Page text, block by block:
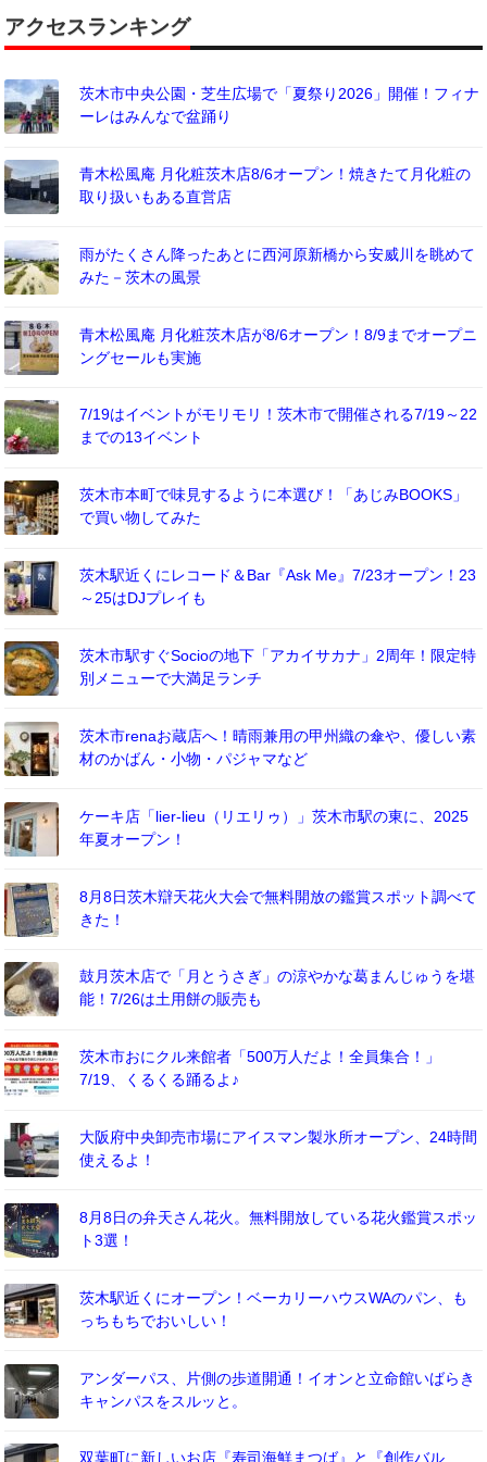
アクセスランキング
茨木市中央公園・芝生広場で「夏祭り2026」開催！フィナ
ーレはみんなで盆踊り
青木松風庵 月化粧茨木店8/6オープン！焼きたて月化粧の
取り扱いもある直営店
雨がたくさん降ったあとに西河原新橋から安威川を眺めて
みた－茨木の風景
青木松風庵 月化粧茨木店が8/6オープン！8/9までオープニ
ングセールも実施
7/19はイベントがモリモリ！茨木市で開催される7/19～22
までの13イベント
茨木市本町で味見するように本選び！「あじみBOOKS」
で買い物してみた
茨木駅近くにレコード＆Bar『Ask Me』7/23オープン！23
～25はDJプレイも
茨木市駅すぐSocioの地下「アカイサカナ」2周年！限定特
別メニューで大満足ランチ
茨木市renaお蔵店へ！晴雨兼用の甲州織の傘や、優しい素
材のかばん・小物・パジャマなど
ケーキ店「lier-lieu（リエリゥ）」茨木市駅の東に、2025
年夏オープン！
8月8日茨木辯天花火大会で無料開放の鑑賞スポット調べて
きた！
鼓月茨木店で「月とうさぎ」の涼やかな葛まんじゅうを堪
能！7/26は土用餅の販売も
茨木市おにクル来館者「500万人だよ！全員集合！」
7/19、くるくる踊るよ♪
大阪府中央卸売市場にアイスマン製氷所オープン、24時間
使えるよ！
8月8日の弁天さん花火。無料開放している花火鑑賞スポッ
ト3選！
茨木駅近くにオープン！ベーカリーハウスWAのパン、も
っちもちでおいしい！
アンダーパス、片側の歩道開通！イオンと立命館いばらき
キャンパスをスルッと。
双葉町に新しいお店『寿司海鮮まつば』と『創作バル